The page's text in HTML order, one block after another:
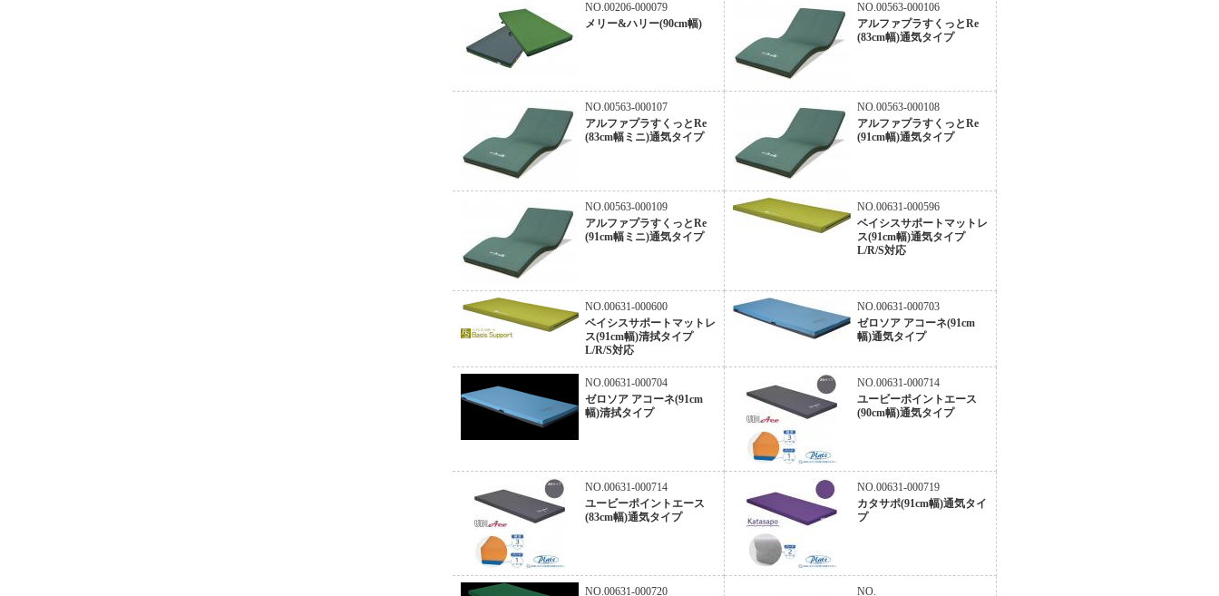
NO.00206-000079
メリー&ハリー(90cm幅)
NO.00563-000106
アルファプラすくっとRe
(83cm幅)通気タイプ
NO.00563-000107
アルファプラすくっとRe
(83cm幅ミニ)通気タイプ
NO.00563-000108
アルファプラすくっとRe
(91cm幅)通気タイプ
NO.00563-000109
アルファプラすくっとRe
(91cm幅ミニ)通気タイプ
NO.00631-000596
ベイシスサポートマットレ
ス(91cm幅)通気タイプ
L/R/S対応
NO.00631-000600
ベイシスサポートマットレ
ス(91cm幅)清拭タイプ
L/R/S対応
NO.00631-000703
ゼロソア アコーネ(91cm
幅)通気タイプ
NO.00631-000704
ゼロソア アコーネ(91cm
幅)清拭タイプ
NO.00631-000714
ユービーポイントエース
(90cm幅)通気タイプ
NO.00631-000714
ユービーポイントエース
(83cm幅)通気タイプ
NO.00631-000719
カタサポ(91cm幅)通気タイ
プ
NO.00631-000720
NO.